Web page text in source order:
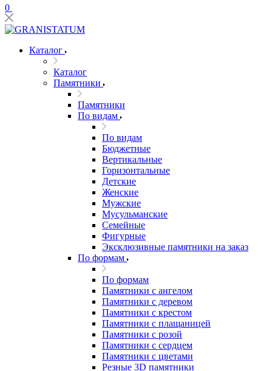
0
Каталог
Каталог
Памятники
Памятники
По видам
По видам
Бюджетные
Вертикальные
Горизонтальные
Детские
Женские
Мужские
Мусульманские
Семейные
Фигурные
Эксклюзивные памятники на заказ
По формам
По формам
Памятники с ангелом
Памятники с деревом
Памятники с крестом
Памятники с плащаницей
Памятники с розой
Памятники с сердцем
Памятники с цветами
Резные 3D памятники